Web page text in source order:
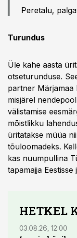
Peretalu,
Turundus
Üle kahe aasta
otseturunduse.
partner Märjamaa
misjärel
välistamise
mõistlikku
üritatakse müüa
tõuloomadeks.
kas nuumpullina
tapamajja Eestisse
HETKEL
03.08.26, 12:00